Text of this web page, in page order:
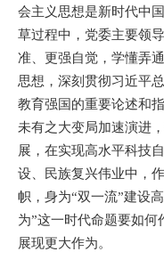
会主义思想是新时代中
草过程中，党委主要领
准、更强自觉，学懂弄
思想，深刻贯彻习近平
教育强国的重要论述和
未有之大变局加速演进
展，在实现高水平科技
设、民族复兴伟业中，
帜，身为“双一流”建设
为”这一时代命题要如何
展现更大作为。